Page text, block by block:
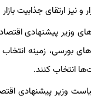
نیز ارتقای جذابیت
وزیر پیشنهادی
بورسی، زمینه
انتخاب کنند.
وزیر پیشنهادی